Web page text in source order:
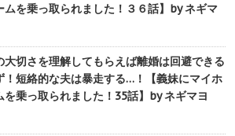
ムを乗っ取られました！３６話】by ネギマ
大切さを理解してもらえば離婚は回避できる
！短絡的な夫は暴走する…！【義妹にマイホ
を乗っ取られました！35話】by ネギマヨ